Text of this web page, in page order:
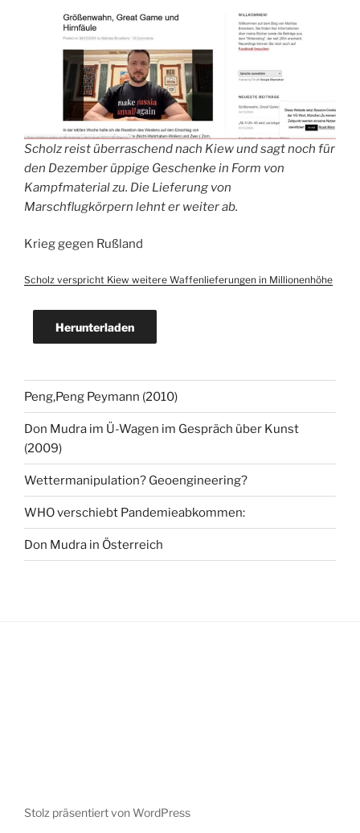
Scholz reist überraschend nach Kiew und sagt noch für
den Dezember üppige Geschenke in Form von
Kampfmaterial zu. Die Lieferung von
Marschflugkörpern lehnt er weiter ab.
Krieg gegen Rußland
Scholz verspricht Kiew weitere Waffenlieferungen in Millionenhöhe
Herunterladen
Peng,Peng Peymann (2010)
Don Mudra im Ü-Wagen im Gespräch über Kunst
(2009)
Wettermanipulation? Geoengineering?
WHO verschiebt Pandemieabkommen:
Don Mudra in Österreich
Stolz präsentiert von WordPress